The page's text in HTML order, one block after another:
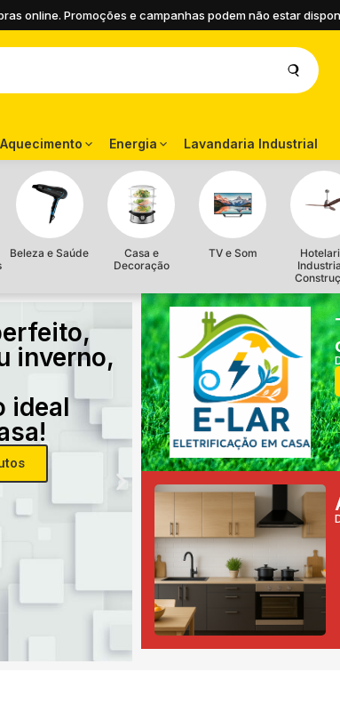
online. Promoções e campanhas podem não estar
Aquecimento Energia Lavandaria Industrial
Beleza e Saúde
Casa e
Decoração
TV e Som
inverno,
ideal